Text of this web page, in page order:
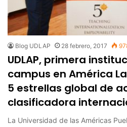
Blog UDLAP 28 febrero, 2017
UDLAP, primera
campus en América
5 estrellas global de
clasificadora
La Universidad de las Américas